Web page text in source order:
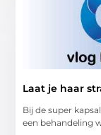
Laat je haar
Bij de super
een behandeling